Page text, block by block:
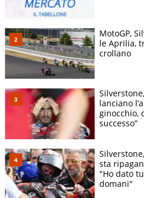
MotoGP,
le Aprilia,
crollano
lanciano
ginocchio,
successo”
sta
"Ho dato
domani"